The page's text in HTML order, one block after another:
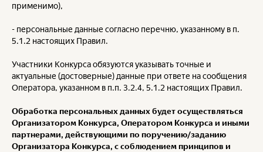
применимо),
- персональные данные согласно перечню, указанному в п.
5.1.2 настоящих Правил.
Участники Конкурса обязуются указывать точные и
актуальные (достоверные) данные при ответе на сообщения
Оператора, указанном в п.п. 3.2.4, 5.1.2 настоящих Правил.
Обработка персональных данных будет осуществляться
Организатором Конкурса, Оператором Конкурса и иными
партнерами, действующими по поручению/заданию
Организатора Конкурса, с соблюдением принципов и